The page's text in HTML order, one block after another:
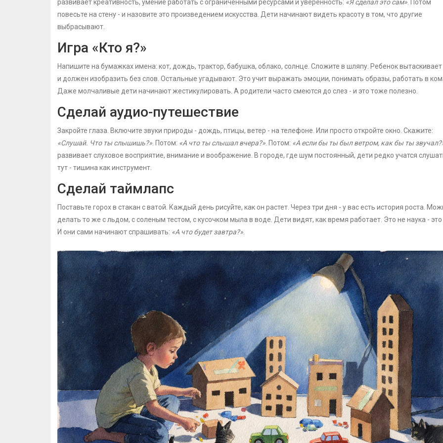
развивает креативность, умение работать с ограниченными ресурсами и уверенность: «Я сделал это сам» . Потом
повесьте на стену - и назовите это произведением искусства. Дети начинают видеть красоту в том, что другие
выбрасывают.
Игра «Кто я?»
Напишите на бумажках имена: кот, дождь, трактор, бабушка, облако, солнце. Сложите в шляпу. Ребенок
и должен изобразить без слов. Остальные угадывают. Это учит выражать эмоции, понимать образы, работать в
Даже молчаливые дети начинают жестикулировать. А родители часто смеются до слез - и это тоже полезно.
Сделай аудио-путешествие
Закройте глаза. Включите звуки природы - дождь, птицы, ветер - на телефоне. Или просто откройте окно. Скажите:
«Слушай. Что ты слышишь?» . Потом: «А что ты слышал вчера?» . Потом: «А если бы ты был ветром, как бы ты
развивает слуховое восприятие, внимание и воображение. В городе, где шум постоянный, дети редко учатся
тут - тишина как инструмент.
Сделай таймлапс
Поставьте горох в стакан с ватой. Каждый день рисуйте, как он растет. Через три дня - у вас есть история роста.
делать то же с льдом, с соленым тестом, с кусочком мыла в воде. Дети видят, как время работает. Это не наука - это
И они сами начинают спрашивать: «А что будет завтра?»